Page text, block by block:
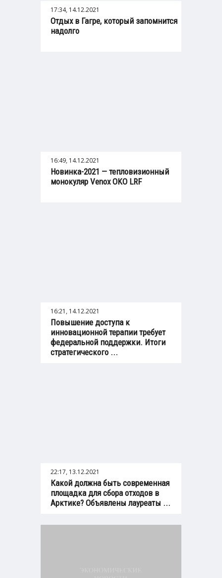
17:34, 14.12.2021
Отдых в Гагре, который запомнится
надолго
16:49, 14.12.2021
Новинка-2021 — тепловизионный
монокуляр Venox OKO LRF
16:21, 14.12.2021
Повышение доступа к
инновационной терапии требует
федеральной поддержки. Итоги
стратегического ...
22:17, 13.12.2021
Какой должна быть современная
площадка для сбора отходов в
Арктике? Объявлены лауреаты ...